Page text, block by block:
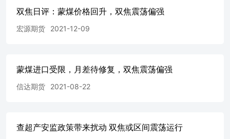
双焦日评：蒙煤价格回升，双焦震荡偏强
宏源期货 2021-12-09
蒙煤进口受限，月差待修复，双焦震荡偏强
信达期货 2021-08-22
查超产安监政策带来扰动 双焦或区间震荡运行